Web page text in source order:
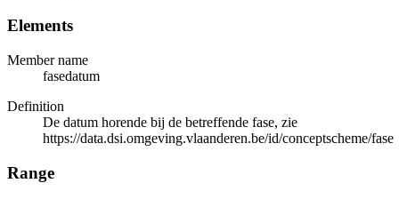
Elements
Member name
fasedatum
Definition
De datum horende bij de betreffende fase, zie
https://data.dsi.omgeving.vlaanderen.be/id/conceptscheme/fase
Range